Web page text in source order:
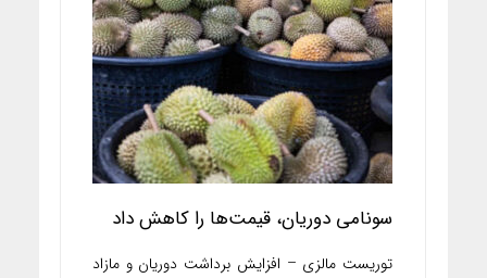
سونامی دوریان، قیمت‌ها را کاهش داد
توریست مالزی – افزایش برداشت دوریان و مازاد